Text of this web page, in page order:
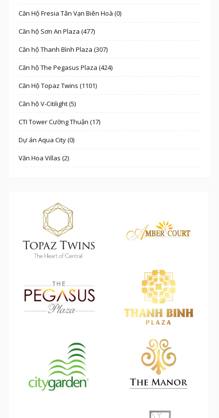
Căn Hộ Fresia Tân Vạn Biên Hoà (0)
Căn hộ Sơn An Plaza (477)
Căn hộ Thanh Bình Plaza (307)
Căn hộ The Pegasus Plaza (424)
Căn Hộ Topaz Twins (1101)
Căn hộ V-Citilight (5)
CTI Tower Cường Thuận (17)
Dự án Aqua City (0)
Văn Hoa Villas (2)